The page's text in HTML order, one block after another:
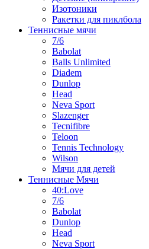
Изотоники
Ракетки для пиклбола
Теннисные мячи
7/6
Babolat
Balls Unlimited
Diadem
Dunlop
Head
Neva Sport
Slazenger
Tecnifibre
Teloon
Tennis Technology
Wilson
Мячи для детей
Теннисные Мячи
40:Love
7/6
Babolat
Dunlop
Head
Neva Sport